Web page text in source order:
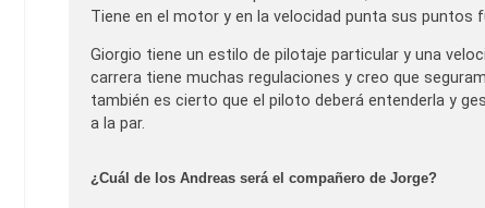
Tiene en el motor y en la velocidad punta sus puntos
Giorgio tiene un estilo de pilotaje particular y una
carrera tiene muchas regulaciones y creo que
también es cierto que el piloto deberá entenderla y
a la par.
¿Cuál de los Andreas será el compañero de Jorge?